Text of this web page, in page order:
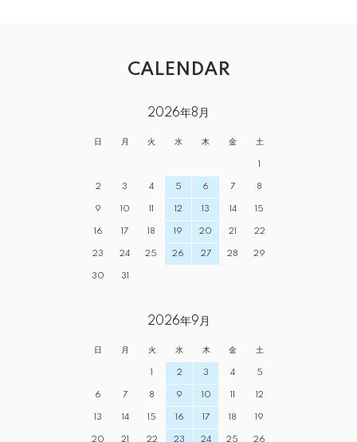
CALENDAR
2026年8月
日 月 火 水 木 金 土
1
2 3 4 5 6 7 8
9 10 11 12 13 14 15
16 17 18 19 20 21 22
23 24 25 26 27 28 29
30 31
2026年9月
日 月 火 水 木 金 土
1 2 3 4 5
6 7 8 9 10 11 12
13 14 15 16 17 18 19
20 21 22 23 24 25 26